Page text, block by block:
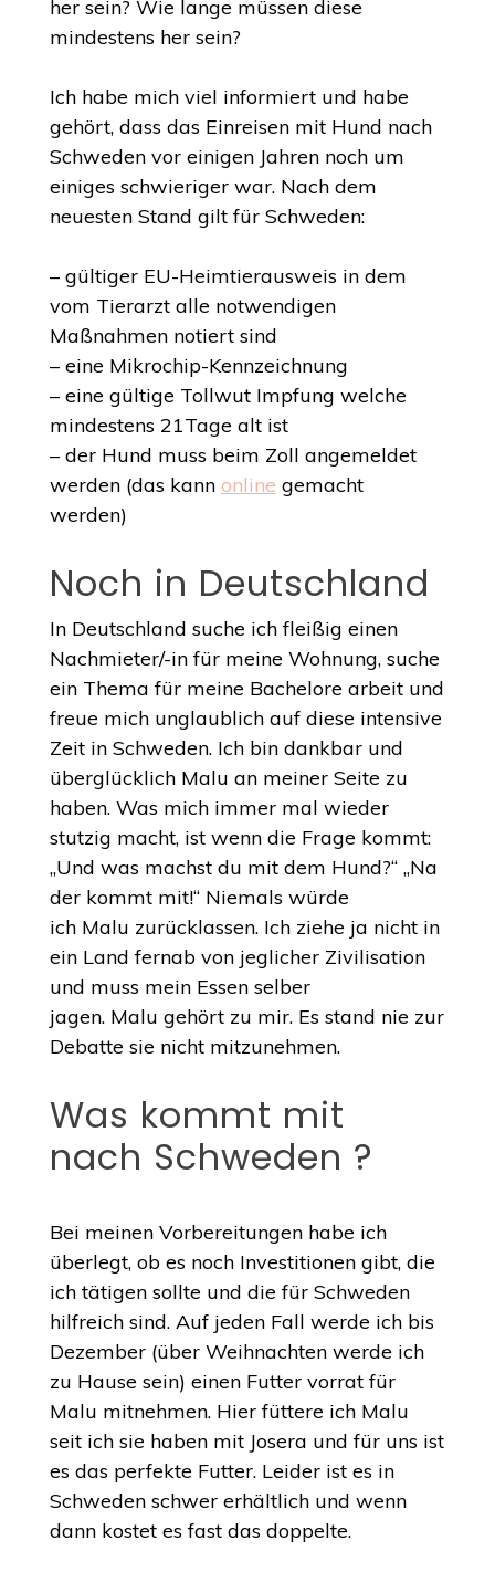
her sein? Wie lange müssen diese
mindestens her sein?
Ich habe mich viel informiert und habe
gehört, dass das Einreisen mit Hund nach
Schweden vor einigen Jahren noch um
einiges schwieriger war. Nach dem
neuesten Stand gilt für Schweden:
– gültiger EU-Heimtierausweis in dem
vom Tierarzt alle notwendigen
Maßnahmen notiert sind
– eine Mikrochip-Kennzeichnung
– eine gültige Tollwut Impfung welche
mindestens 21Tage alt ist
– der Hund muss beim Zoll angemeldet
werden (das kann online gemacht
werden)
Noch in Deutschland
In Deutschland suche ich fleißig einen
Nachmieter/-in für meine Wohnung, suche
ein Thema für meine Bachelore arbeit und
freue mich unglaublich auf diese intensive
Zeit in Schweden. Ich bin dankbar und
überglücklich Malu an meiner Seite zu
haben. Was mich immer mal wieder
stutzig macht, ist wenn die Frage kommt:
„Und was machst du mit dem Hund?“ „Na
der kommt mit!“ Niemals würde
ich Malu zurücklassen. Ich ziehe ja nicht in
ein Land fernab von jeglicher Zivilisation
und muss mein Essen selber
jagen. Malu gehört zu mir. Es stand nie zur
Debatte sie nicht mitzunehmen.
Was kommt mit
nach Schweden ?
Bei meinen Vorbereitungen habe ich
überlegt, ob es noch Investitionen gibt, die
ich tätigen sollte und die für Schweden
hilfreich sind. Auf jeden Fall werde ich bis
Dezember (über Weihnachten werde ich
zu Hause sein) einen Futter vorrat für
Malu mitnehmen. Hier füttere ich Malu
seit ich sie haben mit Josera und für uns ist
es das perfekte Futter. Leider ist es in
Schweden schwer erhältlich und wenn
dann kostet es fast das doppelte.